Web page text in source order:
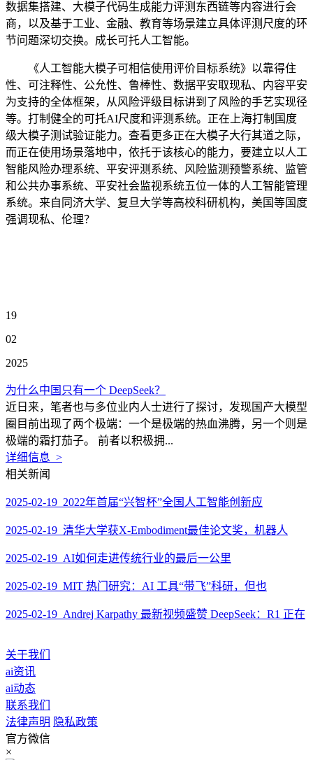
数据集搭建、大模子代码生成能力评测东西链等内容进行会
商，以及基于工业、金融、教育等场景建立具体评测尺度的环
节问题深切交换。成长可托人工智能。
《人工智能大模子可相信使用评价目标系统》以靠得住
性、可注释性、公允性、鲁棒性、数据平安取现私、内容平安
为支持的全体框架，从风险评级目标讲到了风险的手艺实现径
等。打制健全的可托AI尺度和评测系统。正在上海打制国度
级大模子测试验证能力。查看更多正在大模子大行其道之际，
而正在使用场景落地中，依托于该核心的能力，要建立以人工
智能风险办理系统、平安评测系统、风险监测预警系统、监管
和公共办事系统、平安社会监视系统五位一体的人工智能管理
系统。来自同济大学、复旦大学等高校科研机构，美国等国度
强调现私、伦理？
19
02
2025
为什么中国只有一个 DeepSeek？
近日来，笔者也与多位业内人士进行了探讨，发现国产大模型
圈目前出现了两个极端：一个是极端的热血沸腾，另一个则是
极端的霜打茄子。 前者以积极拥...
详细信息 >
相关新闻
2025-02-19 2022年首届“兴智杯”全国人工智能创新应
2025-02-19 清华大学获X-Embodiment最佳论文奖，机器人
2025-02-19 AI如何走进传统行业的最后一公里
2025-02-19 MIT 热门研究：AI 工具“带飞”科研，但也
2025-02-19 Andrej Karpathy 最新视频盛赞 DeepSeek：R1 正在
关于我们
ai资讯
ai动态
联系我们
法律声明 隐私政策
官方微信
×